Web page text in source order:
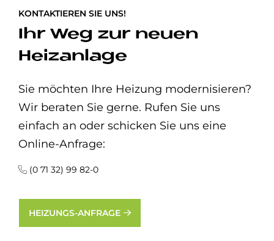
KONTAKTIEREN SIE UNS!
Ihr Weg zur neuen
Heizanlage
Sie möchten Ihre Heizung modernisieren?
Wir beraten Sie gerne. Rufen Sie uns
einfach an oder schicken Sie uns eine
Online-Anfrage:
(0 71 32) 99 82-0
HEIZUNGS-ANFRAGE